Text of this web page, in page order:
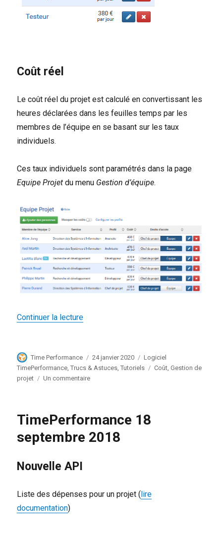
Coût réel
Le coût réel du projet est calculé en convertissant les
heures déclarées dans les feuilles temps par les
membres de l’équipe en se basant sur les taux
individuels.
Ces taux individuels sont paramétrés dans la page
Equipe Projet du menu Gestion d’équipe.
Continuer la lecturede « Paramétrage des coûts pour le
Auteur
Time Performance
Publié
le
24 janvier 2020 Catégories
Logiciel
TimePerformance,Trucs & Astuces,Tutoriels Étiquettes
Coût,Gestion de
projet
Un commentairesur
pour
suivi
TimePerformance 18
septembre 2018
Nouvelle API
Liste des dépenses pour un projet (lire
documentation)